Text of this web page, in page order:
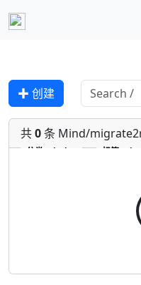
✚ 创建
共0条 Mind/
分类 Mind 标签